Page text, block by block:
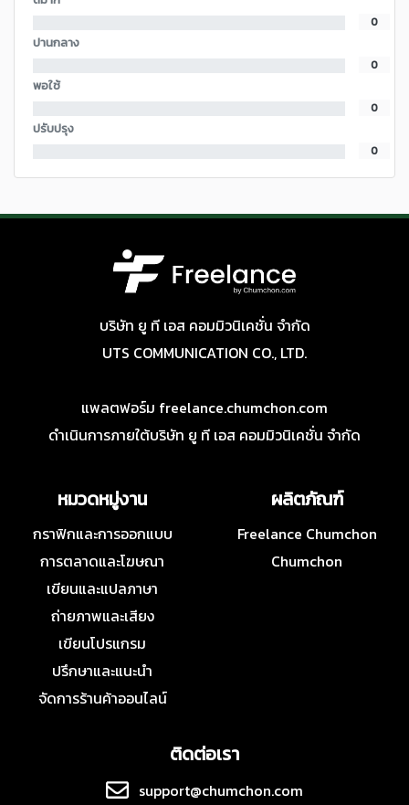
0
ปานกลาง
0
พอใช้
0
ปรับปรุง
0
บริษัท ยู ที เอส คอมมิวนิเคชั่น จำกัด
UTS COMMUNICATION CO., LTD.
แพลตฟอร์ม freelance.chumchon.com
ดำเนินการภายใต้บริษัท ยู ที เอส คอมมิวนิเคชั่น จำกัด
หมวดหมู่งาน
กราฟิกและการออกแบบ
การตลาดและโฆษณา
เขียนและแปลภาษา
ถ่ายภาพและเสียง
เขียนโปรแกรม
ปรึกษาและแนะนำ
จัดการร้านค้าออนไลน์
ผลิตภัณฑ์
Freelance Chumchon
Chumchon
ติดต่อเรา
support@chumchon.com